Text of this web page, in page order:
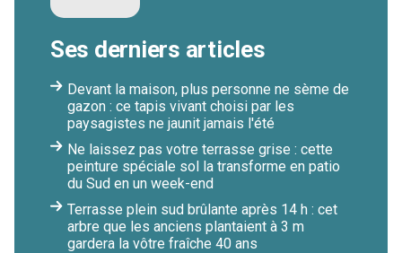
Ses derniers articles
Devant la maison, plus personne ne sème de
gazon : ce tapis vivant choisi par les
paysagistes ne jaunit jamais l'été
Ne laissez pas votre terrasse grise : cette
peinture spéciale sol la transforme en patio
du Sud en un week-end
Terrasse plein sud brûlante après 14 h : cet
arbre que les anciens plantaient à 3 m
gardera la vôtre fraîche 40 ans